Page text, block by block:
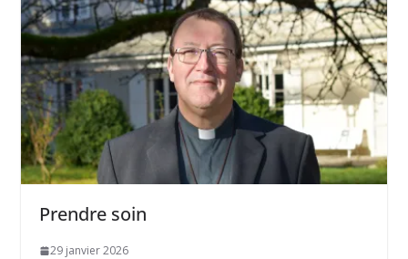
Prendre soin
29 janvier 2026